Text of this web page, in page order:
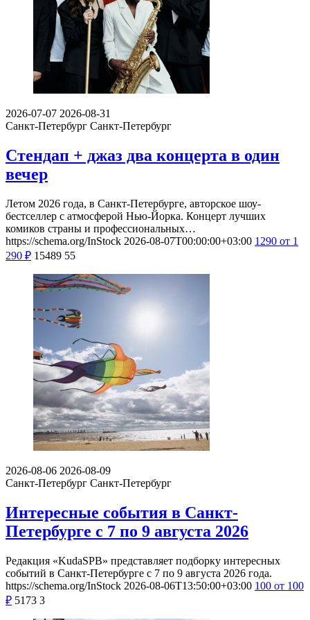
2026-07-07 2026-08-31
Санкт-Петербург Санкт-Петербург
Стендап + джаз два концерта в один
вечер
Летом 2026 года, в Санкт-Петербурге, авторское шоу-
бестселлер с атмосферой Нью-Йорка. Концерт лучших
комиков страны и профессиональных…
https://schema.org/InStock 2026-08-07T00:00:00+03:00 1290 от 1
290 ₽ 15489 55
2026-08-06 2026-08-09
Санкт-Петербург Санкт-Петербург
Интересные события в Санкт-
Петербурге с 7 по 9 августа 2026
Редакция «KudaSPB» представляет подборку интересных
событий в Санкт-Петербурге с 7 по 9 августа 2026 года.
https://schema.org/InStock 2026-08-06T13:50:00+03:00 100 от 100
₽ 5173 3